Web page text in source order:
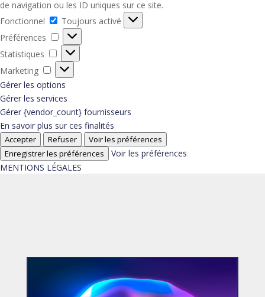
de navigation ou les ID uniques sur ce site.
Fonctionnel
Fonctionnel
Toujours activé
Préférences
Préférences
Statistiques
Statistiques
Marketing
Marketing
Gérer les options
Gérer les services
Gérer {vendor_count} fournisseurs
En savoir plus sur ces finalités
Accepter Refuser
Voir les préférences
Enregistrer les préférences
Voir les préférences
MENTIONS LÉGALES